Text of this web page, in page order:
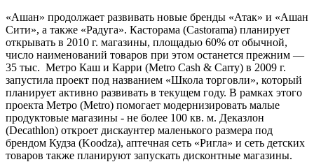
«Ашан» продолжает развивать новые бренды «Атак» и «Ашан
Сити», а также «Радуга». Касторама (Castorama) планирует
открывать в 2010 г. магазины, площадью 60% от обычной,
число наименований товаров при этом останется прежним —
35 тыс. Метро Каш и Карри (Metro Cash & Carry) в 2009 г.
запустила проект под названием «Школа торговли», который
планирует активно развивать в текущем году. В рамках этого
проекта Метро (Metro) помогает модернизировать малые
продуктовые магазины - не более 100 кв. м. Деказлон
(Decathlon) откроет дискаунтер маленького размера под
брендом Кудза (Koodza), аптечная сеть «Ригла» и сеть детских
товаров также планируют запускать дисконтные магазины.